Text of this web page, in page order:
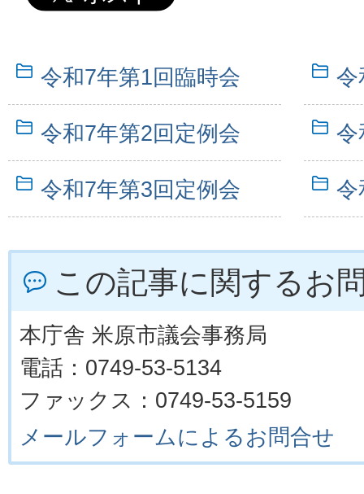
令和7年第1回臨時会 令
令和7年第2回定例会 令
令和7年第3回定例会 令
この記事に関するお
本庁舎 米原市議会事務局
電話：0749-53-5134
ファックス：0749-53-5159
メールフォームによるお問合せ